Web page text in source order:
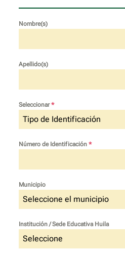
Nombre(s)
Apellido(s)
Seleccionar*
Tipo de Identificación
Número de Identificación *
Municipio
Seleccione el municipio
Institución / Sede Educativa Huila
Seleccione